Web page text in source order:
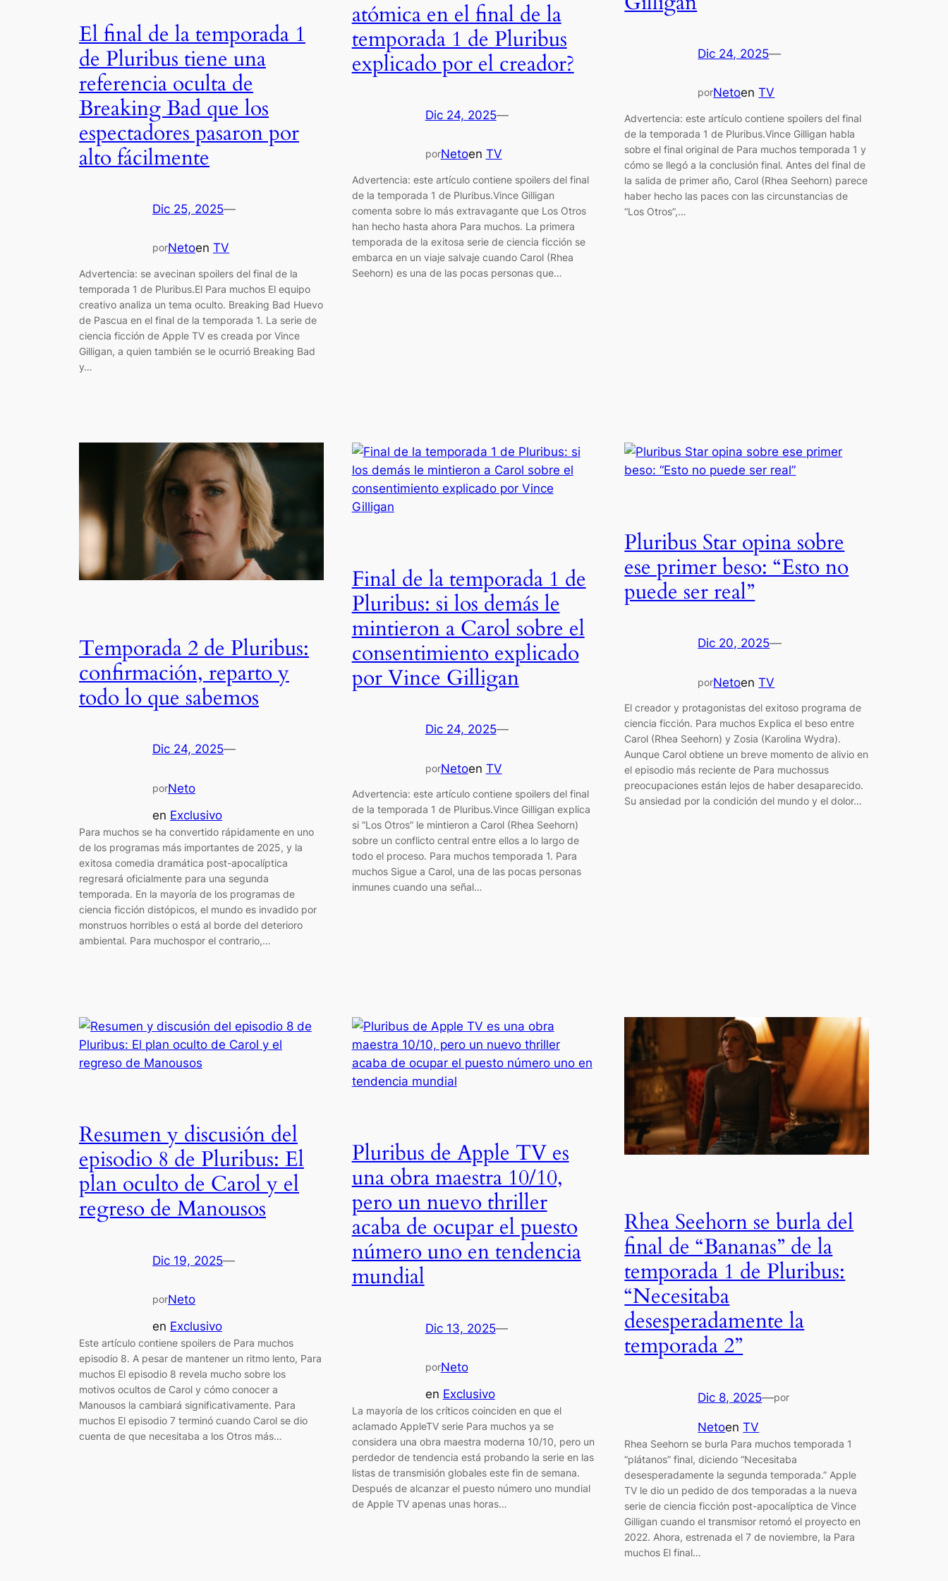
El final de la temporada 1
de Pluribus tiene una
referencia oculta de
Breaking Bad que los
espectadores pasaron por
alto fácilmente
Dic 25, 2025—
porNetoen TV
Advertencia: se avecinan spoilers del final de la
temporada 1 de Pluribus.El Para muchos El equipo
creativo analiza un tema oculto. Breaking Bad Huevo
de Pascua en el final de la temporada 1. La serie de
ciencia ficción de Apple TV es creada por Vince
Gilligan, a quien también se le ocurrió Breaking Bad
y…
atómica en el final de la
temporada 1 de Pluribus
explicado por el creador?
Dic 24, 2025—
porNetoen TV
Advertencia: este artículo contiene spoilers del final
de la temporada 1 de Pluribus.Vince Gilligan
comenta sobre lo más extravagante que Los Otros
han hecho hasta ahora Para muchos. La primera
temporada de la exitosa serie de ciencia ficción se
embarca en un viaje salvaje cuando Carol (Rhea
Seehorn) es una de las pocas personas que…
Dic 24, 2025—
porNetoenTV
Advertencia: este artículo contiene spoilers del final
de la temporada 1 de Pluribus.Vince Gilligan habla
sobre el final original de Para muchos temporada 1 y
cómo se llegó a la conclusión final. Antes del final de
la salida de primer año, Carol (Rhea Seehorn) parece
haber hecho las paces con las circunstancias de
“Los Otros”,…
Temporada 2 de Pluribus:
confirmación, reparto y
todo lo que sabemos
Dic 24, 2025—
porNeto
en Exclusivo
Para muchos se ha convertido rápidamente en uno
de los programas más importantes de 2025, y la
exitosa comedia dramática post-apocalíptica
regresará oficialmente para una segunda
temporada. En la mayoría de los programas de
ciencia ficción distópicos, el mundo es invadido por
monstruos horribles o está al borde del deterioro
ambiental. Para muchospor el contrario,…
Final de la temporada 1 de
Pluribus: si los demás le
mintieron a Carol sobre el
consentimiento explicado
por Vince Gilligan
Dic 24, 2025—
porNetoen TV
Advertencia: este artículo contiene spoilers del final
de la temporada 1 de Pluribus.Vince Gilligan explica
si “Los Otros” le mintieron a Carol (Rhea Seehorn)
sobre un conflicto central entre ellos a lo largo de
todo el proceso. Para muchos temporada 1. Para
muchos Sigue a Carol, una de las pocas personas
inmunes cuando una señal…
Pluribus Star opina sobre
ese primer beso: “Esto no
puede ser real”
Dic 20, 2025—
porNetoenTV
El creador y protagonistas del exitoso programa de
ciencia ficción. Para muchos Explica el beso entre
Carol (Rhea Seehorn) y Zosia (Karolina Wydra).
Aunque Carol obtiene un breve momento de alivio en
el episodio más reciente de Para muchossus
preocupaciones están lejos de haber desaparecido.
Su ansiedad por la condición del mundo y el dolor…
Resumen y discusión del
episodio 8 de Pluribus: El
plan oculto de Carol y el
regreso de Manousos
Dic 19, 2025—
porNeto
en Exclusivo
Este artículo contiene spoilers de Para muchos
episodio 8. A pesar de mantener un ritmo lento, Para
muchos El episodio 8 revela mucho sobre los
motivos ocultos de Carol y cómo conocer a
Manousos la cambiará significativamente. Para
muchos El episodio 7 terminó cuando Carol se dio
cuenta de que necesitaba a los Otros más…
Pluribus de Apple TV es
una obra maestra 10/10,
pero un nuevo thriller
acaba de ocupar el puesto
número uno en tendencia
mundial
Dic 13, 2025—
porNeto
en Exclusivo
La mayoría de los críticos coinciden en que el
aclamado AppleTV serie Para muchos ya se
considera una obra maestra moderna 10/10, pero un
perdedor de tendencia está probando la serie en las
listas de transmisión globales este fin de semana.
Después de alcanzar el puesto número uno mundial
de Apple TV apenas unas horas…
Rhea Seehorn se burla del
final de “Bananas” de la
temporada 1 de Pluribus:
“Necesitaba
desesperadamente la
temporada 2”
Dic 8, 2025—por
NetoenTV
Rhea Seehorn se burla Para muchos temporada 1
“plátanos” final, diciendo “Necesitaba
desesperadamente la segunda temporada.” Apple
TV le dio un pedido de dos temporadas a la nueva
serie de ciencia ficción post-apocalíptica de Vince
Gilligan cuando el transmisor retomó el proyecto en
2022. Ahora, estrenada el 7 de noviembre, la Para
muchos El final…